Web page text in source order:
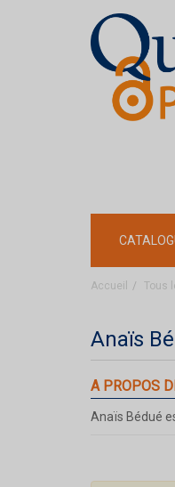
Accueil Tous
Anaïs
A PROPOS
Anaïs Bédué